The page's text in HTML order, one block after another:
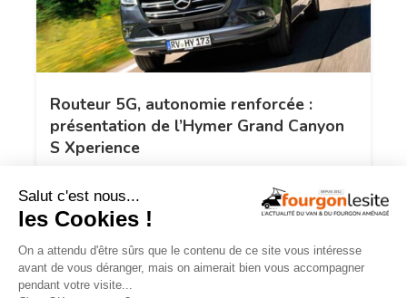
Routeur 5G, autonomie renforcée :
présentation de l’Hymer Grand Canyon
S Xperience
NOS VIDÉOS